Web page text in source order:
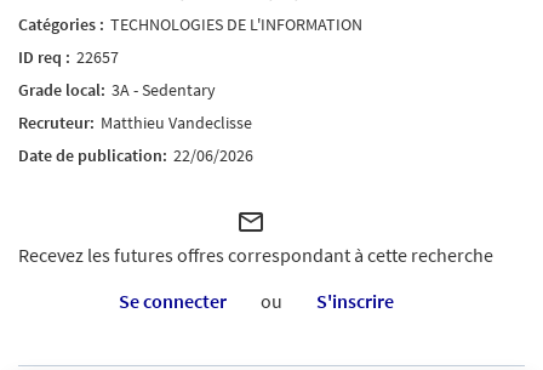
TECHNOLOGIES DE L'INFORMATION
22657
3A - Sedentary
Matthieu Vandeclisse
22/06/2026
mail_outline
Recevez les futures offres correspondant à cette recherche
Se connecter
ou S'inscrire